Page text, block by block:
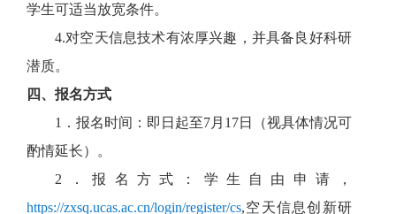
学生可适当放宽条件。
4.对空天信息技术有浓厚兴趣，并具备良好科研
潜质。
四、报名方式
1．报名时间：即日起至7月17日（视具体情况可
酌情延长）。
2．报名方式：学生自由申请，
https://zxsq.ucas.ac.cn/login/register/cs,空天信息创新研